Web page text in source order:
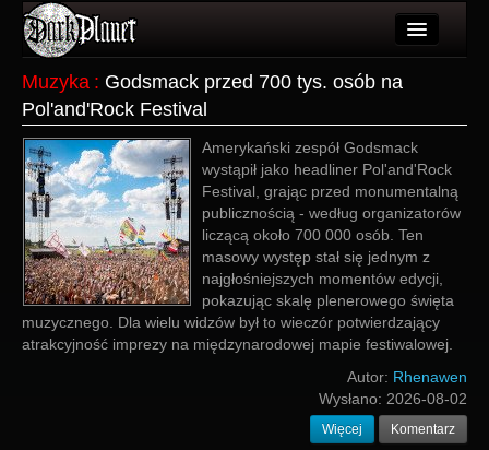
Użytkownicy
Wydarzenia
Galeria
Forum
Więcej
Login
Muzyka : Godsmack przed 700 tys. osób na
Pol'and'Rock Festival
Amerykański zespół Godsmack
wystąpił jako headliner Pol'and'Rock
Festival, grając przed monumentalną
publicznością - według organizatorów
liczącą około 700 000 osób. Ten
masowy występ stał się jednym z
najgłośniejszych momentów edycji,
pokazując skalę plenerowego święta
muzycznego. Dla wielu widzów był to wieczór potwierdzający
atrakcyjność imprezy na międzynarodowej mapie festiwalowej.
Autor: Rhenawen
Wysłano: 2026-08-02
Więcej Komentarz